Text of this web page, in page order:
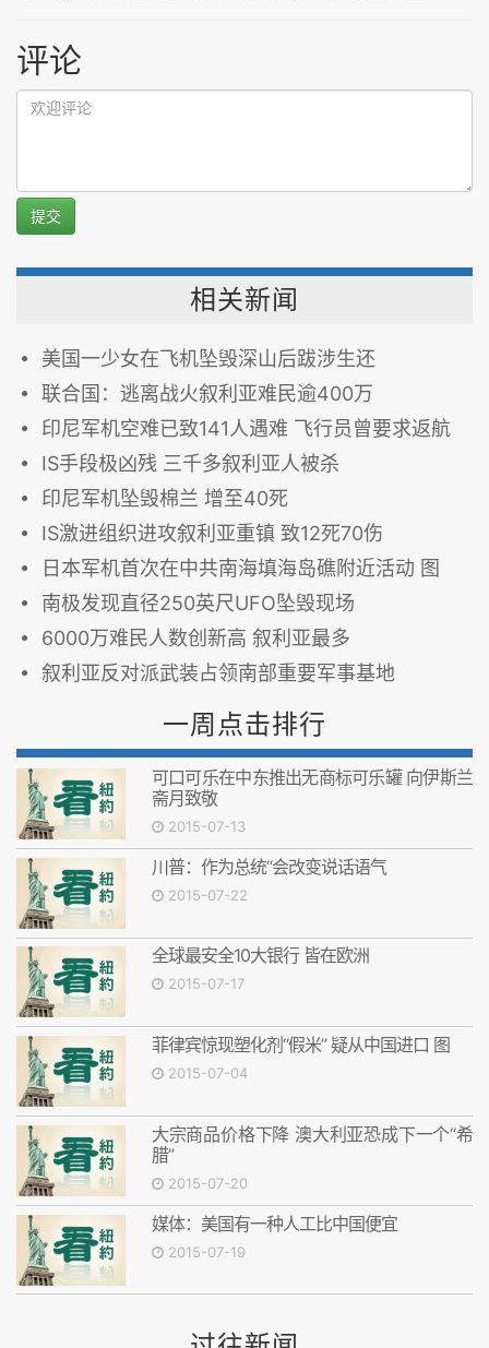
评论
提交
相关新闻
美国一少女在飞机坠毁深山后跋涉生还
联合国：逃离战火叙利亚难民逾400万
印尼军机空难已致141人遇难 飞行员曾要求返航
IS手段极凶残 三千多叙利亚人被杀
印尼军机坠毁棉兰 增至40死
IS激进组织进攻叙利亚重镇 致12死70伤
日本军机首次在中共南海填海岛礁附近活动 图
南极发现直径250英尺UFO坠毁现场
6000万难民人数创新高 叙利亚最多
叙利亚反对派武装占领南部重要军事基地
一周点击排行
可口可乐在中东推出无商标可乐罐 向伊斯兰
斋月致敬
2015-07-13
川普：作为总统“会改变说话语气
2015-07-22
全球最安全10大银行 皆在欧洲
2015-07-17
菲律宾惊现塑化剂“假米” 疑从中国进口 图
2015-07-04
大宗商品价格下降 澳大利亚恐成下一个“希
腊”
2015-07-20
媒体：美国有一种人工比中国便宜
2015-07-19